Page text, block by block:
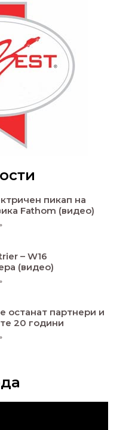
пикап на
Fathom (видео)
– W16
(видео)
останат партнери и
20 години